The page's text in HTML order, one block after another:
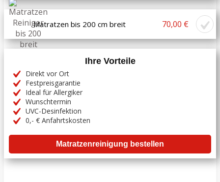
Matratzen bis 200 cm breit 70,00 €
Ihre Vorteile
Direkt vor Ort
Festpreisgarantie
Ideal für Allergiker
Wunschtermin
UVC-Desinfektion
0,- € Anfahrtskosten
Matratzenreinigung bestellen